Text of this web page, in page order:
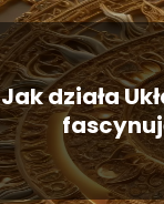
Jak działa